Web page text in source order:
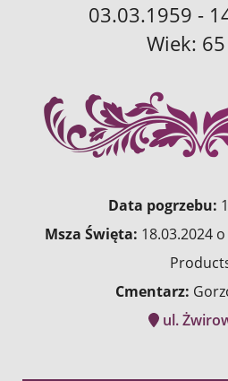
03.03.1959 -
Wiek:
Data pogrzebu:
Msza Święta: 18.03.2024
Cmentarz:
ul.